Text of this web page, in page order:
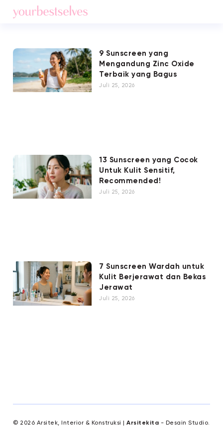
9 Sunscreen yang
Mengandung Zinc Oxide
Terbaik yang Bagus
Juli 25, 2026
13 Sunscreen yang Cocok
Untuk Kulit Sensitif,
Recommended!
Juli 25, 2026
7 Sunscreen Wardah untuk
Kulit Berjerawat dan Bekas
Jerawat
Juli 25, 2026
© 2026 Arsitek, Interior & Konstruksi |Arsitekita - Desain Studio.